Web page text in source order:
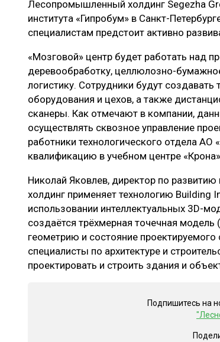
ЛЕСОВОССТАНОВЛЕНИЕ И ЗАЩИТА
ЦБП
ЭКСПЕРТНОЕ МНЕНИЕ
Лесопромышленный холдинг Segezha
института «Гипробум» в Санкт-
специалистам предстоит активно
«Мозговой» центр будет работать над
деревообработку, целлюлозно-
логистику. Сотрудники будут
оборудования и цехов, а также
сканеры. Как отмечают в компании,
осуществлять сквозное управление
работники технологического отдела
квалификацию в учебном центре
Николай Яковлев, директор по
холдинг применяет технологию
использовании интеллектуальных 3D-
создаётся трёхмерная точечная
геометрию и состояние
специалисты по архитектуре и
проектировать и строить здания и
Подпишитесь на